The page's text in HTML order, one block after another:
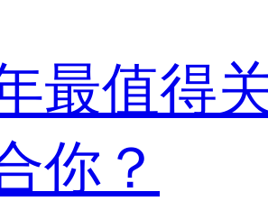
最值得
你？